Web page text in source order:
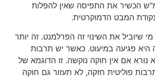
הכשיר את התפיסה שאין להפלות
המבט הדמוקרטית.
שיוביל את השינוי זה הפרלמנט. זה יותר
היא פגיעה במיעוט. כאשר יש תרבות
נורא אם אין חוקה נוקשה. זו הדוגמא של
פוליטית חזקה, לא תעזור גם חוקה